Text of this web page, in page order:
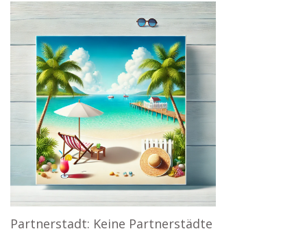
Partnerstadt: Keine Partnerstädte